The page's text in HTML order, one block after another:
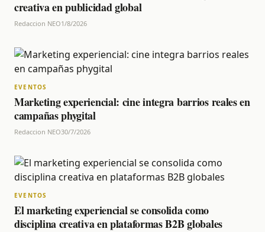
creativa en publicidad global
Redaccion NEO1/8/2026
EVENTOS
Marketing experiencial: cine integra barrios reales en
campañas phygital
Redaccion NEO30/7/2026
EVENTOS
El marketing experiencial se consolida como
disciplina creativa en plataformas B2B globales